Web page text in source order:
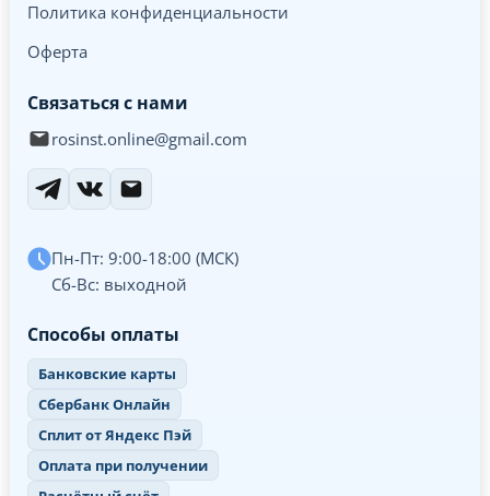
Политика конфиденциальности
Оферта
Связаться с нами
rosinst.online@gmail.com
Пн-Пт: 9:00-18:00 (МСК)
Сб-Вс: выходной
Способы оплаты
Банковские карты
Сбербанк Онлайн
Сплит от Яндекс Пэй
Оплата при получении